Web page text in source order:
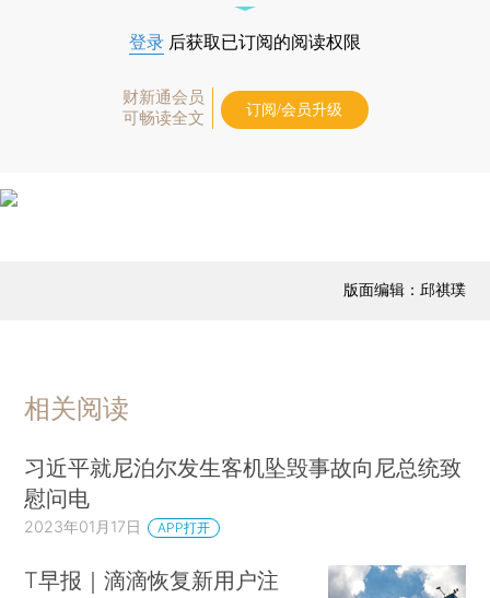
登录 后获取已订阅的阅读权限
财新通会员
可畅读全文
订阅/会员升级
版面编辑：邱祺璞
相关阅读
习近平就尼泊尔发生客机坠毁事故向尼总统致
慰问电
2023年01月17日 APP打开
T早报｜滴滴恢复新用户注